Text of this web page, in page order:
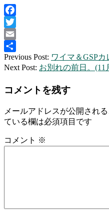
Facebook
Twitter
Email
共
有
2012-
10-
Previous Post: ワイマ＆GSPカ
Next Post: お別れの前日。(11
コメントを残す
メールアドレスが公開され
ている欄は必須項目です
コメント ※